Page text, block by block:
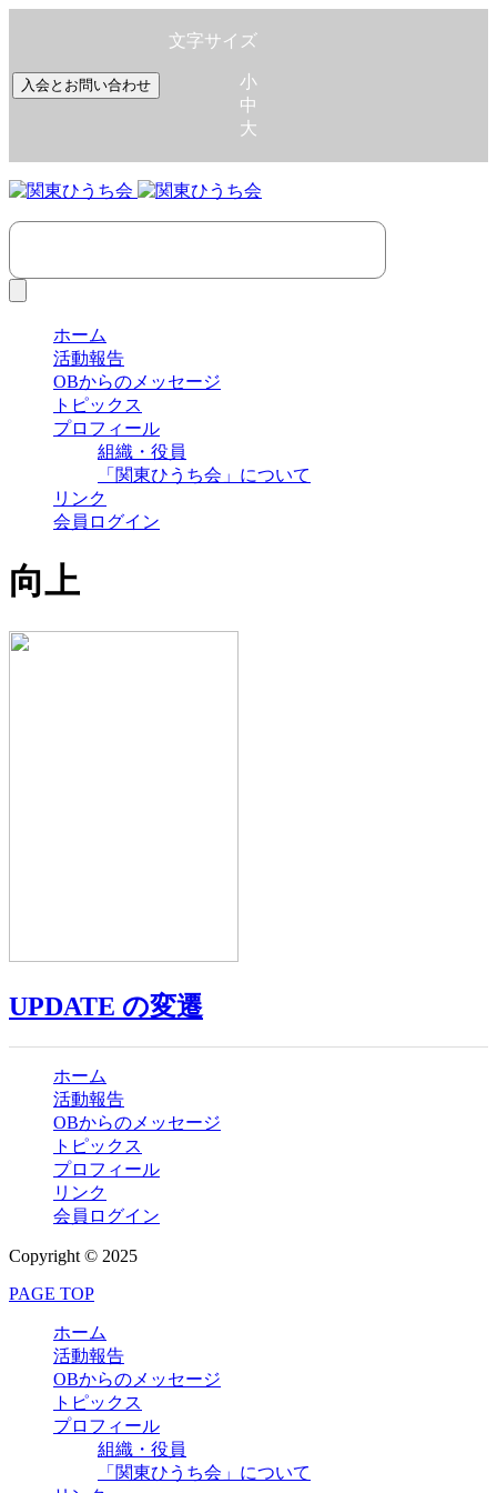
入会とお問い合わせ
文字サイズ
小
中
大
ホーム
活動報告
OBからのメッセージ
トピックス
プロフィール
組織・役員
「関東ひうち会」について
リンク
会員ログイン
向上
UPDATE の変遷
ホーム
活動報告
OBからのメッセージ
トピックス
プロフィール
リンク
会員ログイン
Copyright © 2025
PAGE TOP
ホーム
活動報告
OBからのメッセージ
トピックス
プロフィール
組織・役員
「関東ひうち会」について